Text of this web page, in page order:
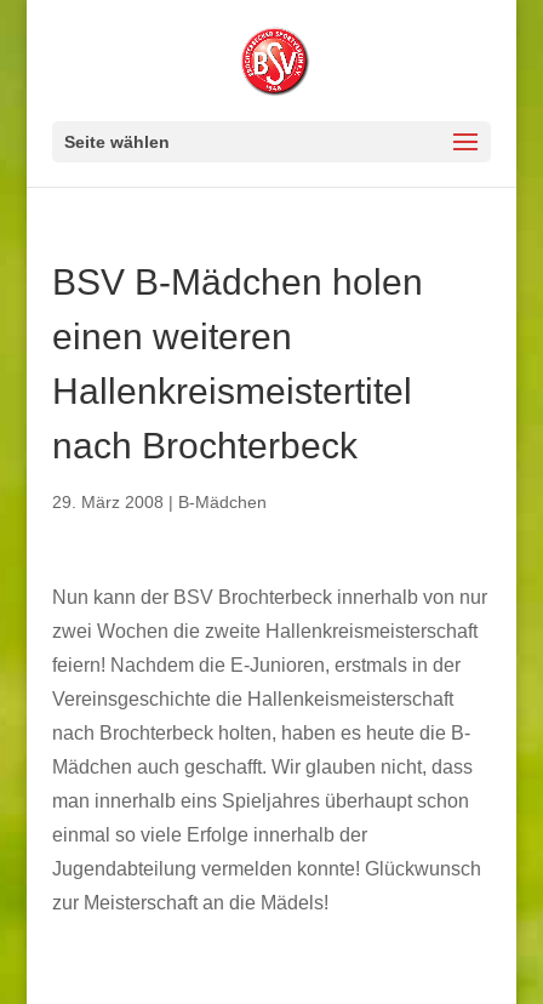
Seite wählen
BSV B-Mädchen holen
einen weiteren
Hallenkreismeistertitel
nach Brochterbeck
29. März 2008 | B-Mädchen
Nun kann der BSV Brochterbeck innerhalb von nur
zwei Wochen die zweite Hallenkreismeisterschaft
feiern! Nachdem die E-Junioren, erstmals in der
Vereinsgeschichte die Hallenkeismeisterschaft
nach Brochterbeck holten, haben es heute die B-
Mädchen auch geschafft. Wir glauben nicht, dass
man innerhalb eins Spieljahres überhaupt schon
einmal so viele Erfolge innerhalb der
Jugendabteilung vermelden konnte! Glückwunsch
zur Meisterschaft an die Mädels!